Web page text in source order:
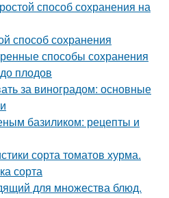
способ сохранения на
способ сохранения
способы сохранения
плодов
за виноградом: основные
базиликом: рецепты и
сорта томатов хурма.
сорта
для множества блюд.